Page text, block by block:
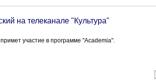
на телеканале "Культура"
участие в программе "Academia".